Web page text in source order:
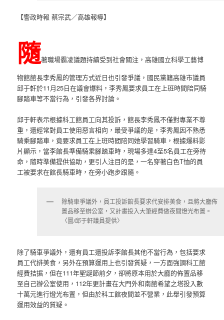
【警政時報 蔡宗武／高雄報導】
隨著職場霸凌議題持續受到社會關注，高雄國立科學工藝博
物館館長李秀鳳的管理方式近日也引發爭議，國民黨籍高雄市議員
邱于軒於11月25日在議會爆料，李秀鳳要求員工在上班時間陪同騎
腳踏車等不當行為，引發各界討論。
邱于軒表示根據科工館員工向其投訴，館長李秀鳳不僅對專業不尊
重，還經常對員工使用惡言相向，最受爭議的是，李秀鳳因不熟悉
騎乘腳踏車，竟要求員工在上班時間陪同她學習騎車，根據爆料影
片顯示，當李館長準備騎乘腳踏車時，現場多達4至5名員工在旁待
命，隨時準備提供協助，更引人注目的是，一名穿著白色T恤的員
工被要求在館長騎車時，在旁小跑步跟隨。
除騎車爭議外，員工投訴館長要求代安排美食，且將大廳佈
置品移至辦公室，又計畫投入大筆經費做夜間燈光布置。
〈圖/邱于軒議員提供〉
除了騎車爭議外，還有員工還投訴李館長其他不當行為，包括要求
員工代排美食，另外在預算運用上也引發質疑，一方面強調科工館
經費拮据，但在111年聖誕節前夕，卻將原本用於大廳的佈置品移
至自己辦公室使用，112年更計畫在大門外和南館希望之塔投入數
十萬元進行燈光布置，但由於科工館夜間並不營業，此舉引發預算
運用效益的質疑。